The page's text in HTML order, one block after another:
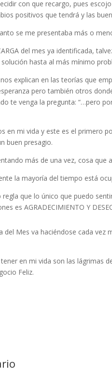
con que recargo, pues
positivos que tendrá y las
se me presentaba más o
del mes ya identificada,
hasta al más mínimo
explican en las teorías que
pero también otros
te venga la pregunta: “…pero
en mi vida y este es el primero
buen presagio.
más de una vez, cosa que
la mayoría del tiempo está
que lo único que puedo
es AGRADECIMIENTO Y
del Mes va haciéndose cada
en mi vida son las lágrimas
Feliz.